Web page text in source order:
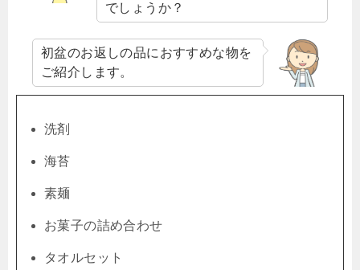
でしょうか？
初盆のお返しの品におすすめな物を
ご紹介します。
洗剤
海苔
素麺
お菓子の詰め合わせ
タオルセット